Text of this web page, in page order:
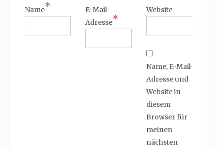
Name*
E-Mail-
Adresse*
Website
Name, E-Mail-
Adresse und
Website in
diesem
Browser für
meinen
nächsten